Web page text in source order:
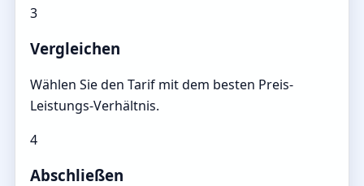
3
Vergleichen
Wählen Sie den Tarif mit dem besten Preis-
Leistungs-Verhältnis.
4
Abschließen